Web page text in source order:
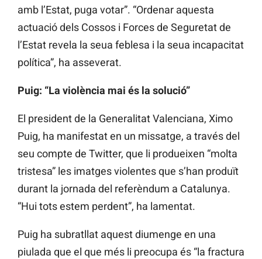
amb l’Estat, puga votar”. “Ordenar aquesta
actuació dels Cossos i Forces de Seguretat de
l’Estat revela la seua feblesa i la seua incapacitat
política”, ha asseverat.
Puig: “La violència mai és la solució”
El president de la Generalitat Valenciana, Ximo
Puig, ha manifestat en un missatge, a través del
seu compte de Twitter, que li produeixen “molta
tristesa” les imatges violentes que s’han produït
durant la jornada del referèndum a Catalunya.
“Hui tots estem perdent”, ha lamentat.
Puig ha subratllat aquest diumenge en una
piulada que el que més li preocupa és “la fractura